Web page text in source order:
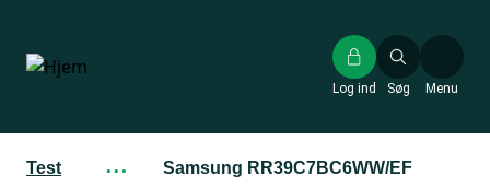
hovedindhold
Søg
Log ind Menu
Test ··· Samsung RR39C7BC6WW/EF